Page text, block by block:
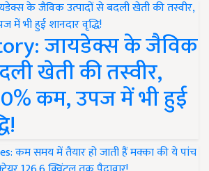
जायडेक्स के जैविक
खेती की तस्वीर,
कम, उपज में भी हुई